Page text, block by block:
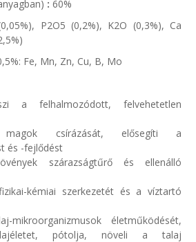
: 60%
P2O5 (0,2%), K2O (0,3%), Ca
Fe, Mn, Zn, Cu, B, Mo
a felhalmozódott, felvehetetlen
csírázását, elősegíti a
és -fejlődést
szárazságtűrő és ellenálló
kémiai szerkezetét és a víztartó
mikroorganizmusok életműködését,
pótolja, növeli a talaj